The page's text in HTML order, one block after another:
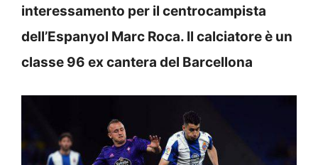
interessamento per il centrocampista
dell’Espanyol Marc Roca. Il calciatore è un
classe 96 ex cantera del Barcellona